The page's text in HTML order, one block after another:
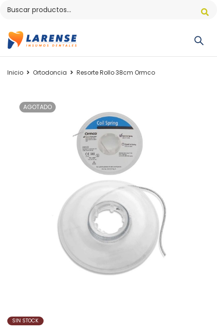
Inicio Ortodoncia Resorte Rollo 38cm Ormco
AGOTADO
SIN STOCK